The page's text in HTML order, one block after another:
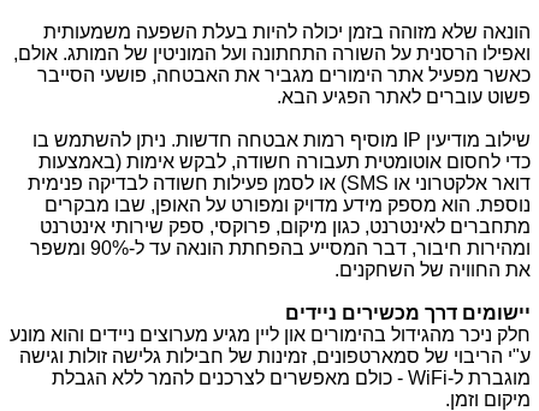
הונאה שלא מזוהה בזמן יכולה להיות בעלת השפעה משמעותית
ואפילו הרסנית על השורה התחתונה ועל המוניטין של המותג. אולם,
כאשר מפעיל אתר הימורים מגביר את האבטחה, פושעי הסייבר
פשוט עוברים לאתר הפגיע הבא.
שילוב מודיעין IP
מוסיף רמות אבטחה חדשות. ניתן להשתמש בו
כדי לחסום אוטומטית תעבורה חשודה, לבקש אימות (באמצעות
דואר אלקטרוני או SMS) או לסמן פעילות חשודה לבדיקה פנימית
נוספת. הוא מספק מידע מדויק ומפורט על האופן, שבו מבקרים
מתחברים לאינטרנט, כגון מיקום, פרוקסי, ספק שירותי אינטרנט
ומהירות חיבור, דבר המסייע בהפחתת הונאה עד ל-90% ומשפר
את החוויה של השחקנים.
יישומים דרך מכשירים ניידים
חלק ניכר מהגידול בהימורים און ליין מגיע מערוצים ניידים והוא מונע
ע"י הריבוי של סמארטפונים, זמינות של חבילות גלישה זולות וגישה
מוגברת ל-WiFi - כולם מאפשרים לצרכנים להמר ללא הגבלת
מיקום וזמן.